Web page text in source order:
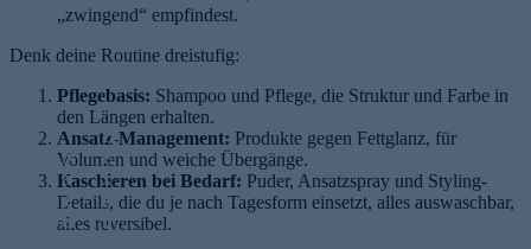
„zwingend“ empfindest.
Denk deine Routine dreistufig:
Pflegebasis: Shampoo und Pflege, die Struktur und Farbe in
den Längen erhalten.
Ansatz-Management: Produkte gegen Fettglanz, für
Volumen und weiche Übergänge.
Kaschieren bei Bedarf: Puder, Ansatzspray und Styling-
Details, die du je nach Tagesform einsetzt, alles auswaschbar,
alles reversibel.
N
ä
g
el
H
e
x
e
n